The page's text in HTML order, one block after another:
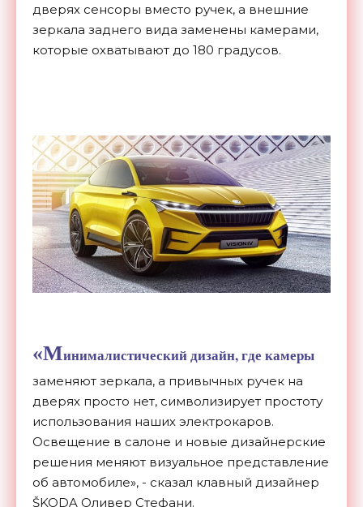
дверях сенсоры вместо ручек, а внешние
зеркала заднего вида заменены камерами,
которые охватывают до 180 градусов.
«Минималистический дизайн, где камеры
заменяют зеркала, а привычных ручек на
дверях просто нет, символизирует простоту
использования наших электрокаров.
Освещение в салоне и новые дизайнерские
решения меняют визуальное представление
об автомобиле», - сказал клавный дизайнер
ŠKODA Оливер Стефани.